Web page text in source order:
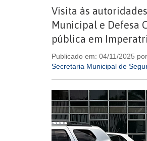
Visita às
Municipal e Defesa
pública em
Publicado em: 04/11/2025
Secretaria Municipal de